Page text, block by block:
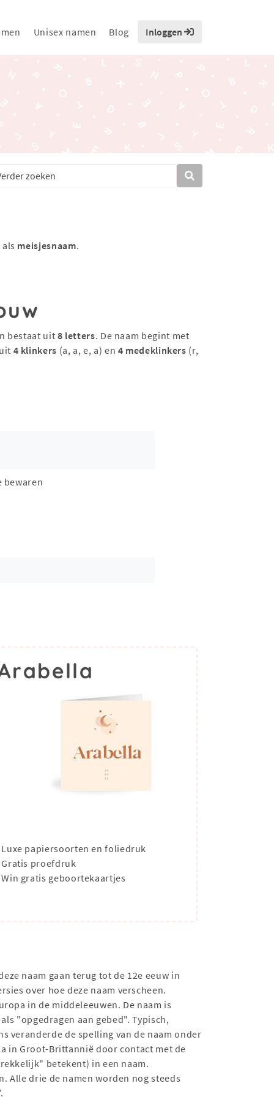
Unisex namen Blog Inloggen
meisjesnaam.
bestaat uit 8 letters. De naam begint met
4 klinkers (a, a, e, a) en 4 medeklinkers (r,
bewaren
Luxe papiersoorten en foliedruk
Gratis proefdruk
Win gratis geboortekaartjes
naam gaan terug tot de 12e eeuw in
over hoe deze naam verscheen.
in de middeleeuwen. De naam is
"opgedragen aan gebed". Typisch,
veranderde de spelling van de naam onder
in Groot-Brittannië door contact met de
betekent) in een naam.
Alle drie de namen worden nog steeds